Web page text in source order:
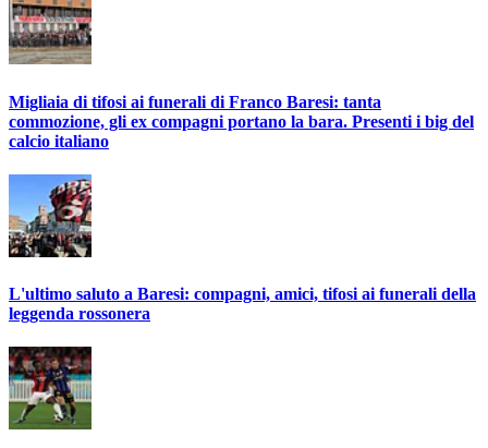
Migliaia di tifosi ai funerali di Franco Baresi: tanta
commozione, gli ex compagni portano la bara. Presenti i big del
calcio italiano
L'ultimo saluto a Baresi: compagni, amici, tifosi ai funerali della
leggenda rossonera